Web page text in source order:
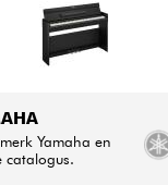
Yamaha en
catalogus.